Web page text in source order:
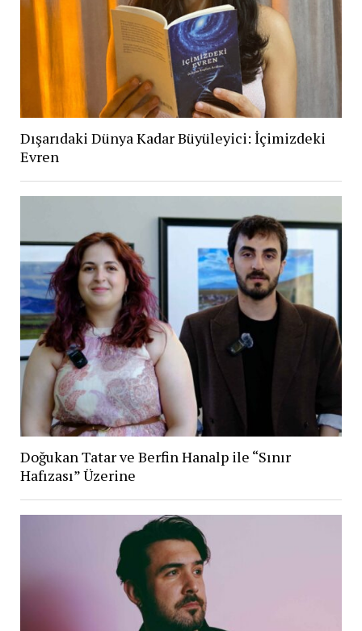
Dışarıdaki Dünya Kadar Büyüleyici: İçimizdeki
Evren
Doğukan Tatar ve Berfin Hanalp ile “Sınır
Hafızası” Üzerine